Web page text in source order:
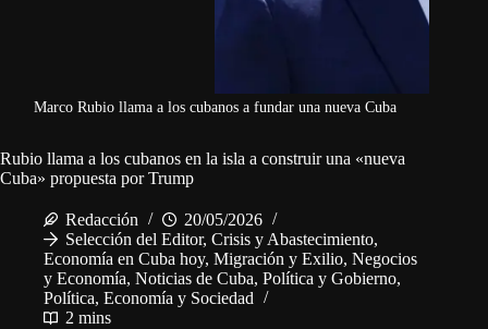
Marco Rubio llama a los cubanos a fundar una nueva Cuba
Rubio llama a los cubanos en la isla a construir una «nueva
Cuba» propuesta por Trump
Redacción
20/05/2026
Selección del Editor, Crisis y Abastecimiento,
Economía en Cuba hoy, Migración y Exilio, Negocios
y Economía, Noticias de Cuba, Política y Gobierno,
Política, Economía y Sociedad
2 mins